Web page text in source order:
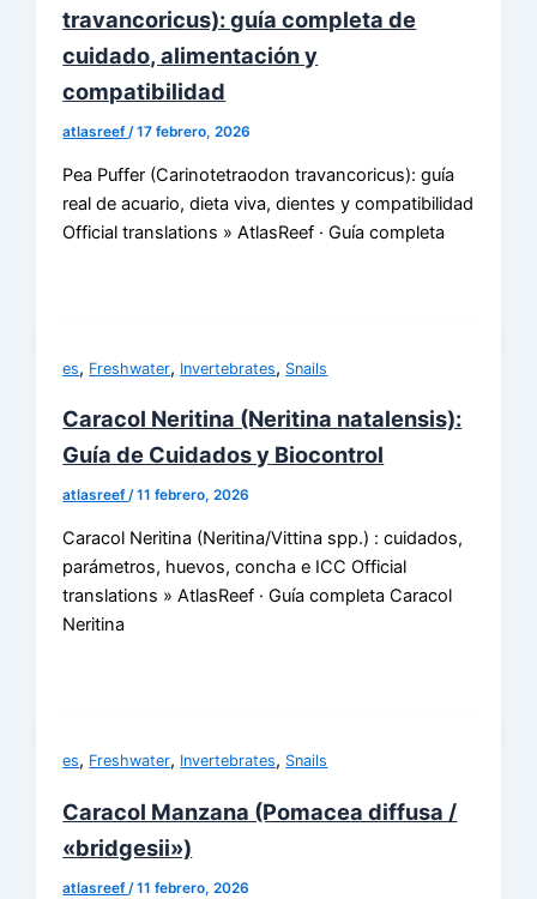
travancoricus): guía completa de
cuidado, alimentación y
compatibilidad
atlasreef/17 febrero, 2026
Pea Puffer (Carinotetraodon travancoricus): guía
real de acuario, dieta viva, dientes y compatibilidad
Official translations » AtlasReef · Guía completa
es, Freshwater, Invertebrates, Snails
Caracol Neritina (Neritina natalensis):
Guía de Cuidados y Biocontrol
atlasreef/11 febrero, 2026
Caracol Neritina (Neritina/Vittina spp.) : cuidados,
parámetros, huevos, concha e ICC Official
translations » AtlasReef · Guía completa Caracol
Neritina
es, Freshwater, Invertebrates, Snails
Caracol Manzana (Pomacea diffusa /
«bridgesii»)
atlasreef /11 febrero, 2026